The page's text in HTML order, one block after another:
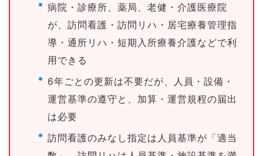
病院・診療所、薬局、老健・介護医療院
が、訪問看護・訪問リハ・居宅療養管理指
導・通所リハ・短期入所療養介護などで利
用できる
6年ごとの更新は不要だが、人員・設備・
運営基準の遵守と、加算・運営規程の届出
は必要
訪問看護のみなし指定は人員基準が「適当